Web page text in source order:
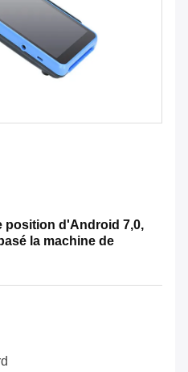
position d'Android 7,0,
la machine de